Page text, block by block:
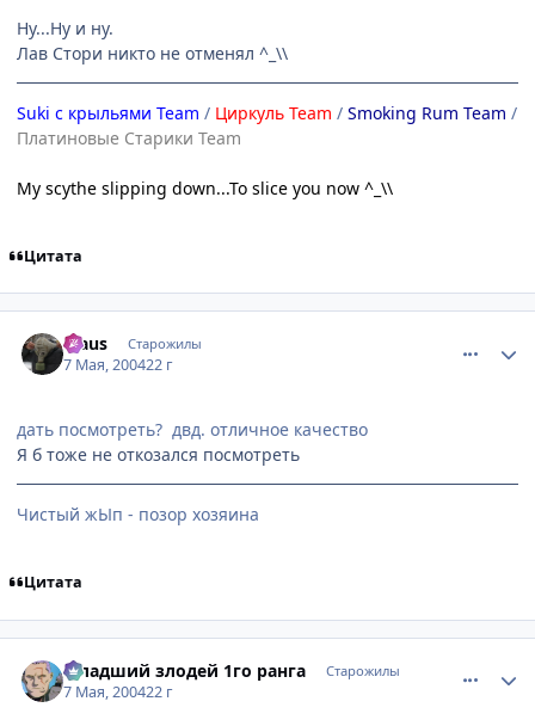
Ну...Ну и ну.
Лав Стори никто не отменял ^_\\
Suki с крыльями Team / Циркуль Team / Smoking Rum Team /
Платиновые Старики Team
My scythe slipping down...To slice you now ^_\\
Цитата
klaus Старожилы
7 Мая, 200422 г
дать посмотреть? двд. отличное качество
Я б тоже не откозался посмотреть
Чистый жЫп - позор хозяина
Цитата
Младший злодей 1го ранга Старожилы
7 Мая, 200422 г